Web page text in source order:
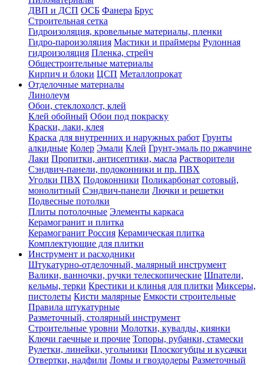
ДВП и ДСП ОСБ Фанера Брус
Строительная сетка
Гидроизоляция, кровельные материалы, пленки
Гидро-пароизоляция Мастики и праймеры Рулонная
гидроизоляция Пленка, стрейч
Общестроительные материалы
Кирпич и блоки ЦСП Металлопрокат
Отделочные материалы
Линолеум
Обои, стеклохолст, клей
Клей обойный Обои под покраску
Краски, лаки, клея
Краска для внутренних и наружных работ Грунты
алкидные Колер Эмали Клей Грунт-эмаль по ржавчине
Лаки Пропитки, антисептики, масла Растворители
Сэндвич-панели, подоконники и пр. ПВХ
Уголки ПВХ Подоконники Поликарбонат сотовый,
монолитный Сэндвич-панели Лючки и решетки
Подвесные потолки
Плиты потолочные Элементы каркаса
Керамогранит и плитка
Керамогранит Россия Керамическая плитка
Комплектующие для плитки
Инструмент и расходники
Штукатурно-отделочный, малярный инструмент
Валики, ванночки, ручки телескопические Шпатели,
кельмы, терки Крестики и клинья для плитки Миксеры,
пистолеты Кисти малярные Емкости строительные
Правила штукатурные
Разметочный, столярный инструмент
Строительные уровни Молотки, кувалды, киянки
Ключи гаечные и прочие Топоры, рубанки, стамески
Рулетки, линейки, угольники Плоскогубцы и кусачки
Отвертки, надфили Ломы и гвоздодеры Разметочный